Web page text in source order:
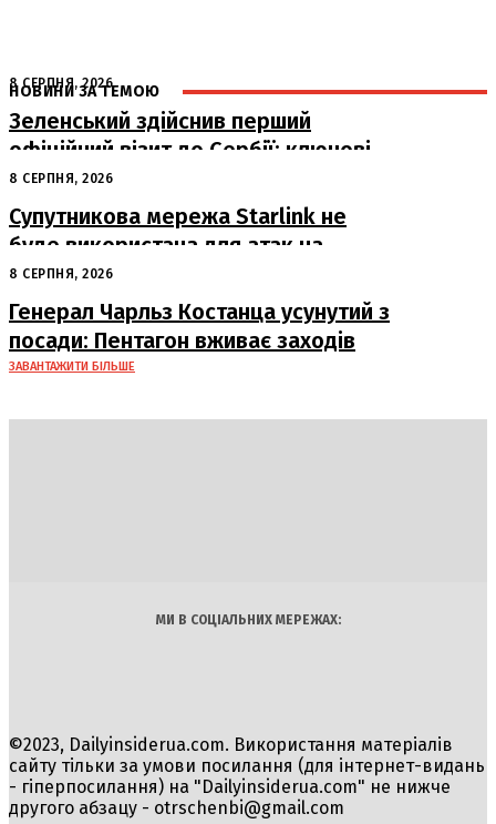
НОВИНИ ЗА ТЕМОЮ
8 СЕРПНЯ, 2026
Зеленський здійснив перший
офіційний візит до Сербії: ключові
переговори з Вучичем
8 СЕРПНЯ, 2026
Супутникова мережа Starlink не
буде використана для атак на
російські пускові установки
8 СЕРПНЯ, 2026
Генерал Чарльз Костанца усунутий з
посади: Пентагон вживає заходів
ЗАВАНТАЖИТИ БІЛЬШЕ
МИ В СОЦІАЛЬНИХ МЕРЕЖАХ:
©2023, Dailyinsiderua.com. Використання матеріалів
сайту тільки за умови посилання (для інтернет-видань
- гіперпосилання) на "Dailyinsiderua.com" не нижче
другого абзацу - otrschenbi@gmail.com